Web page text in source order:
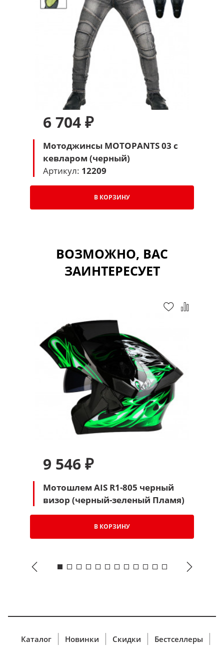
6 704 ₽
Мотоджинсы MOTOPANTS 03 с
кевларом (черный)
Артикул: 12209
В КОРЗИНУ
ВОЗМОЖНО, ВАС
ЗАИНТЕРЕСУЕТ
9 546 ₽
Мотошлем AIS R1-805 черный
визор (черный-зеленый Пламя)
В КОРЗИНУ
Каталог Новинки Скидки Бестселлеры